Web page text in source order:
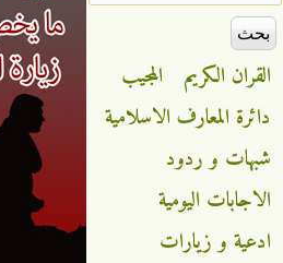
القران الكريم
المجيب
دائرة المعارف الاسلامية
شبهات و ردود
الاجابات اليومية
ادعية و زيارات